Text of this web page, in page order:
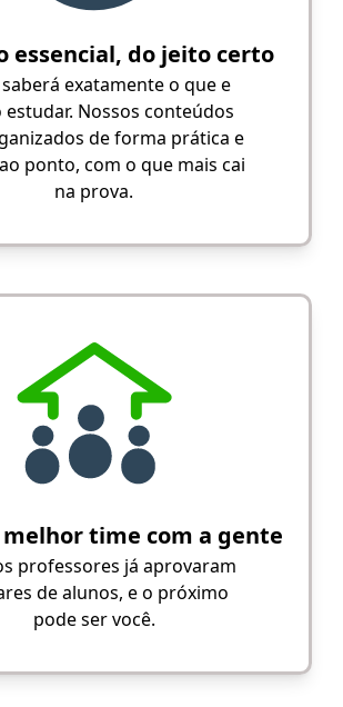
essencial, do jeito certo
exatamente o que e
estudar. Nossos conteúdos
de forma prática e
ponto, com o que mais cai
na prova.
melhor time com a gente
professores já aprovaram
de alunos, e o próximo
pode ser você.